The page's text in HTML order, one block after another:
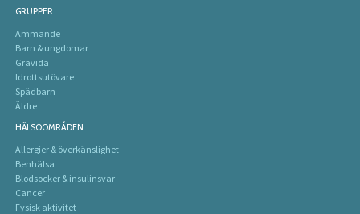
GRUPPER
Ammande
Barn & ungdomar
Gravida
Idrottsutövare
Spädbarn
Äldre
HÄLSOOMRÅDEN
Allergier & överkänslighet
Benhälsa
Blodsocker & insulinsvar
Cancer
Fysisk aktivitet